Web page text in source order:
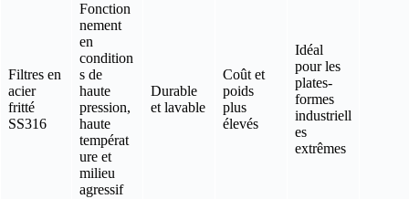
Filtres en
acier
fritté
SS316
Fonction
nement
en
condition
s de
haute
pression,
haute
températ
ure et
milieu
agressif
Durable
et lavable
Coût et
poids
plus
élevés
Idéal
pour les
plates-
formes
industriell
es
extrêmes